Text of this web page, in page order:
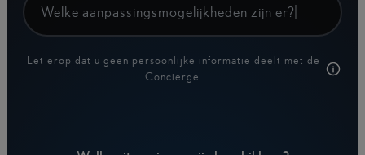
Hoe comfo
Let erop dat u geen persoonlijke informatie deelt met de
Concierge.